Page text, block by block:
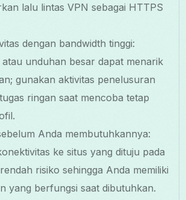
lalu lintas VPN sebagai HTTPS
dengan bandwidth tinggi:
atau unduhan besar dapat menarik
gunakan aktivitas penelusuran
ringan saat mencoba tetap
Anda membutuhkannya:
ke situs yang dituju pada
risiko sehingga Anda memiliki
yang berfungsi saat dibutuhkan.